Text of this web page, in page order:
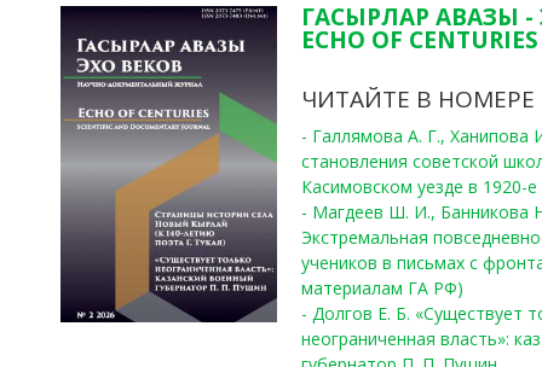
ГАСЫРЛАР АВАЗЫ -
ECHO OF
ЧИТАЙТЕ В НОМЕРЕ
- Галлямова А. Г.,
становления советской
Касимовском уезде в 1920-е
- Магдеев Ш. И., Банникова
Экстремальная
учеников в письмах с
материалам ГА РФ)
- Долгов Е. Б. «Существует
неограниченная власть»: